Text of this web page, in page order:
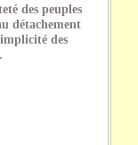
des peuples
détachement
des